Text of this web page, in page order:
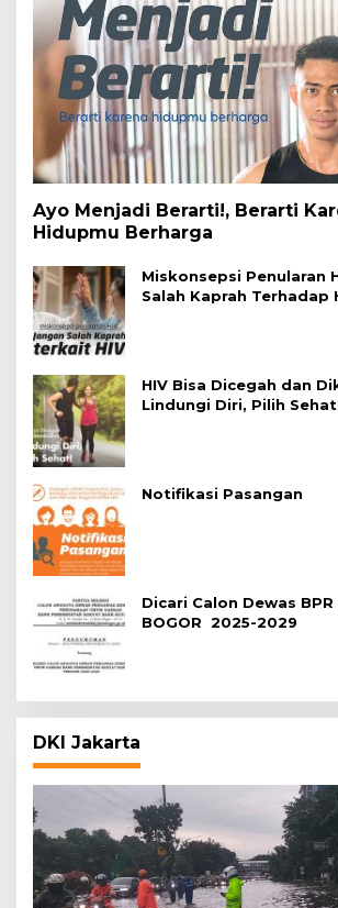
Ayo Menjadi Berarti!, Berarti
Hidupmu Berharga
Miskonsepsi Penularan
Salah Kaprah Terhadap
HIV Bisa Dicegah dan
Lindungi Diri, Pilih
Notifikasi Pasangan
Dicari Calon Dewas BPR
BOGOR 2025-2029
DKI Jakarta